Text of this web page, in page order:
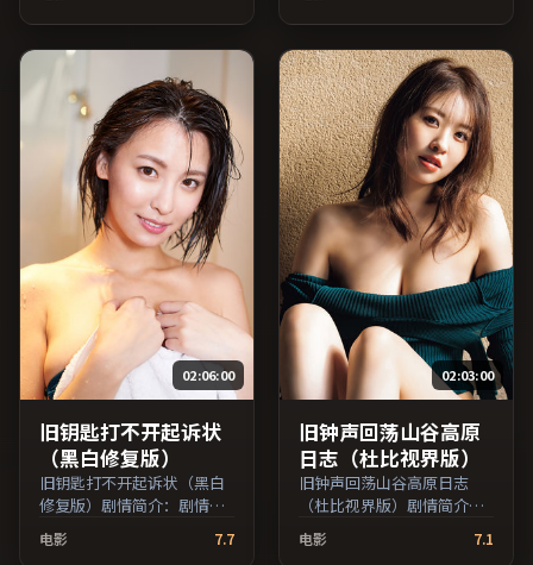
空间；由诺兰执导，李秉
宪、章子怡、河正宇等主
演，泰国出品，家庭类型，
2022年上映 / 2022年7月5日
于泰国地区院线首映，网络
平台同步更新片源。可作为
周末家庭观影或独自细品的
口碑之选。（国产影视资源
大全免费条目索引，支持片
名与演员交叉检索。）
的层次感；由顾长卫执导，
梁朝伟、雷佳音、章子怡等
主演，中国台湾出品，科幻
类型，2016年上映 / 2016年
10月13日于中国台湾地区院
线首映，网络平台同步更新
片源。欢迎结合演员代表作
与导演序列作品一并检索观
看。（国产影视资源大全免
费条目索引，支持片名与演
员交叉检索。）
02:06:00
旧钥匙打不开起诉状
（黑白修复版）
旧钥匙打不开起诉状（黑白
修复版）剧情简介：剧情围
与场景还原了特定年代质
电影 7.7
02:03:00
旧钟声回荡山谷高原
日志（杜比视界版）
旧钟声回荡山谷高原日志
（杜比视界版）剧情简介：
「告别」的主题，人物关系
电影 7.1